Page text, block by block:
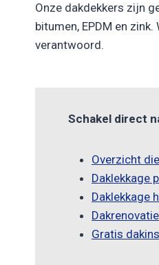
Onze dakdekkers zijn
bitumen, EPDM en
verantwoord.
Schakel direct
Overzicht
Daklekkage
Daklekkage
Dakrenovatie
Gratis